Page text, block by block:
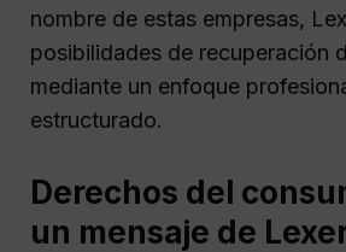
nombre de estas empresas,
posibilidades de recuperación
mediante un enfoque
estructurado.
Derechos del
un mensaje de